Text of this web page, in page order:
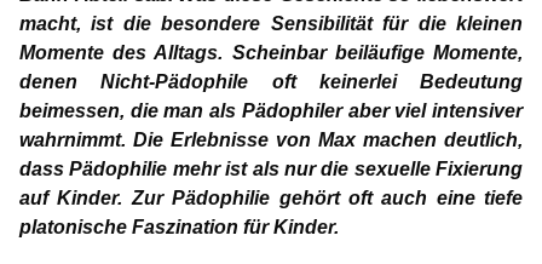
Association
Donations
Contributors
Why we reject sex with children
Thoughts on childlove symbolism
Doubly affected
FAQ – Frequently Asked Questions
Jay-Jay
Gabriel
NewMan
Marco
Publicity
Information for media representatives
Events
Educational services
Useful Infos
Gedanken einer Anwältin
Where i can find help?
Forum
Archiv
macht, ist die besondere Sensibilität für die kleinen
Momente des Alltags. Scheinbar beiläufige Momente,
denen Nicht-Pädophile oft keinerlei Bedeutung
beimessen, die man als Pädophiler aber viel intensiver
wahrnimmt. Die Erlebnisse von Max machen deutlich,
dass Pädophilie mehr ist als nur die sexuelle Fixierung
auf Kinder. Zur Pädophilie gehört oft auch eine tiefe
platonische Faszination für Kinder.
Ich kann ausschließlich Kinder lieben
Mein Name sei Gabriel
Meine „Feuerprobe“
Ich
Marco
Erfahrung mit SSRI
Marcos Ehrenkodex für Pädophile
Zwei Pädophile im Schachverein
15 Grundsätze
Max
„Sag mal, tut dir das gut?“
Meine Strategien
Ein Traum
Markus
Suizid
Karamello